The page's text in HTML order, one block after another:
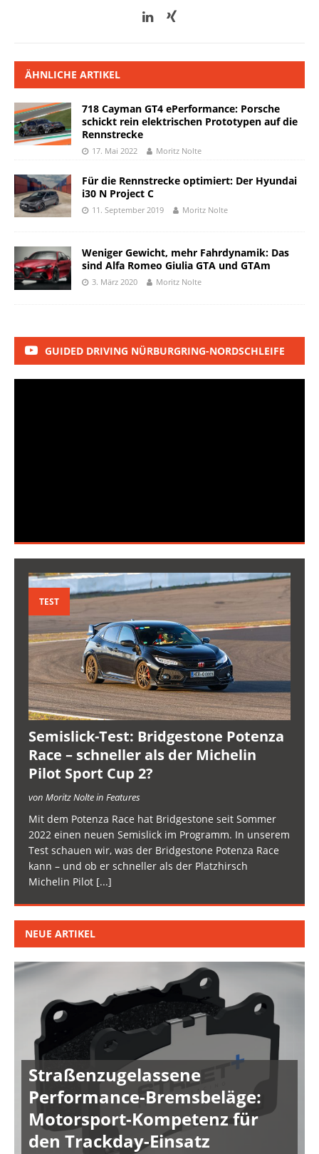
ÄHNLICHE ARTIKEL
718 Cayman GT4 ePerformance: Porsche
schickt rein elektrischen Prototypen auf die
Rennstrecke
17. Mai 2022 Moritz Nolte
Für die Rennstrecke optimiert: Der Hyundai
i30 N Project C
11. September 2019 Moritz Nolte
Weniger Gewicht, mehr Fahrdynamik: Das
sind Alfa Romeo Giulia GTA und GTAm
3. März 2020 Moritz Nolte
GUIDED DRIVING NÜRBURGRING-NORDSCHLEIFE
TEST
Semislick-Test: Bridgestone Potenza
Race – schneller als der Michelin
Pilot Sport Cup 2?
von Moritz Nolte in Features
Mit dem Potenza Race hat Bridgestone seit Sommer
2022 einen neuen Semislick im Programm. In unserem
Test schauen wir, was der Bridgestone Potenza Race
kann – und ob er schneller als der Platzhirsch
Michelin Pilot [...]
NEUE ARTIKEL
Straßenzugelassene
Performance-Bremsbeläge:
Motorsport-Kompetenz für
den Trackday-Einsatz